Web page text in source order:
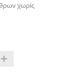
χωρίς